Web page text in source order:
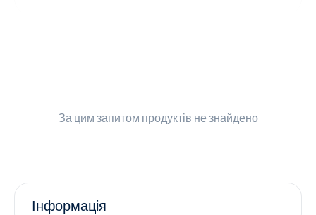
Всі продукти
За цим запитом продуктів не знайдено
Інформація